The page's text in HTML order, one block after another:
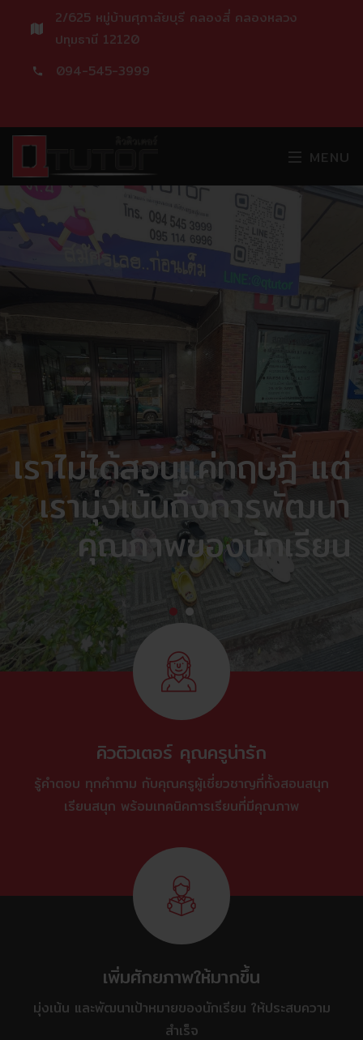
2/625 หมู่บ้านศุภาลัยบุรี คลองสี่ คลองหลวง
ปทุมธานี 12120
094-545-3999
MENU
เราไม่ได้สอนแค่ทฤษฎี แต่
เรามุ่งเน้นถึงการพัฒนา
คุณภาพของนักเรียน
คิวติวเตอร์ คุณครูน่ารัก
รู้คำตอบ ทุกคำถาม กับคุณครูผู้เชี่ยวชาญที่ทั้งสอนสนุก
เรียนสนุก พร้อมเทคนิคการเรียนที่มีคุณภาพ
เพิ่มศักยภาพให้มากขึ้น
มุ่งเน้น และพัฒนาเป้าหมายของนักเรียน ให้ประสบความ
สำเร็จ